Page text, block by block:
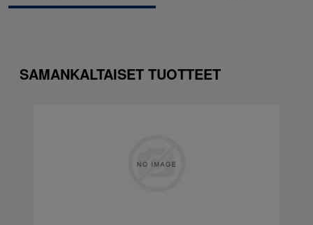
SAMANKALTAISET TUOTTEET